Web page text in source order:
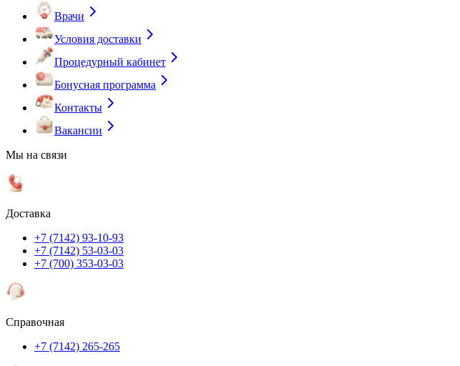
Врачи
Условия доставки
Процедурный кабинет
Бонусная программа
Контакты
Вакансии
Мы на связи
Доставка
+7 (7142) 93-10-93
+7 (7142) 53-03-03
+7 (700) 353-03-03
Справочная
+7 (7142) 265-265